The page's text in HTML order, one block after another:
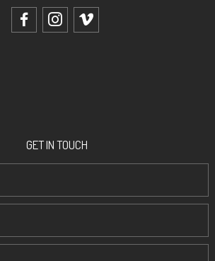
facebookinstagram
vimeo
GET IN TOUCH